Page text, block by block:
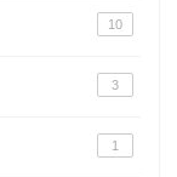
10
3
1